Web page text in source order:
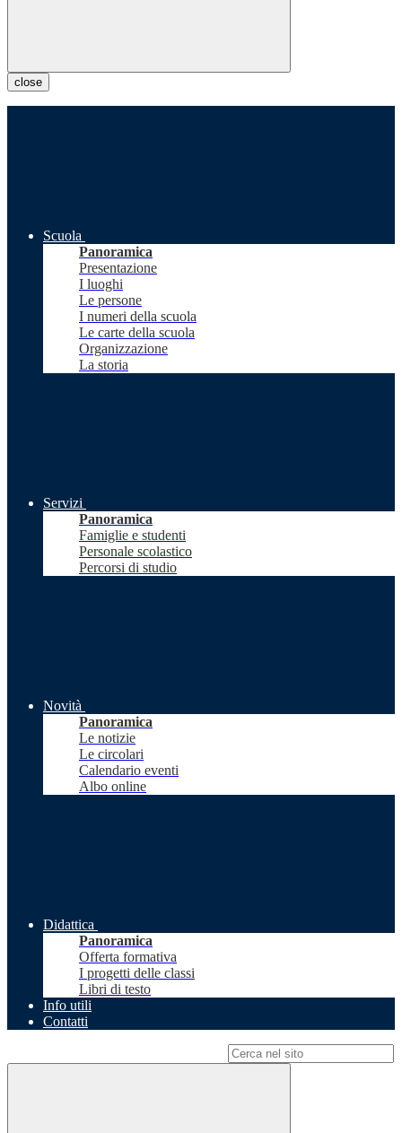
close
Scuola
Panoramica
Presentazione
I luoghi
Le persone
I numeri della scuola
Le carte della scuola
Organizzazione
La storia
Servizi
Panoramica
Famiglie e studenti
Personale scolastico
Percorsi di studio
Novità
Panoramica
Le notizie
Le circolari
Calendario eventi
Albo online
Didattica
Panoramica
Offerta formativa
I progetti delle classi
Libri di testo
Info utili
Contatti